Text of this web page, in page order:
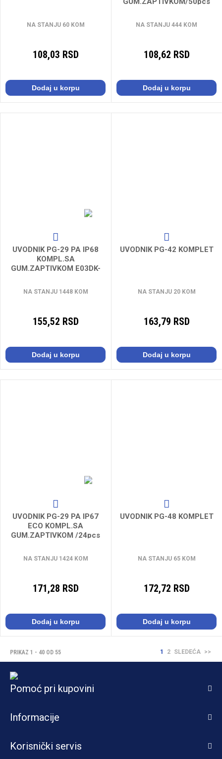
NA STANJU 60 KOM
108,03 RSD
Dodaj u korpu
NA STANJU 444 KOM
108,62 RSD
Dodaj u korpu
UVODNIK PG-29 PA IP68
KOMPL.SA
GUM.ZAPTIVKOM E03DK-
NA STANJU 1448 KOM
155,52 RSD
Dodaj u korpu
UVODNIK PG-42 KOMPLET
NA STANJU 20 KOM
163,79 RSD
Dodaj u korpu
UVODNIK PG-29 PA IP67
ECO KOMPL.SA
GUM.ZAPTIVKOM /24pcs
NA STANJU 1424 KOM
171,28 RSD
Dodaj u korpu
UVODNIK PG-48 KOMPLET
NA STANJU 65 KOM
172,72 RSD
Dodaj u korpu
PRIKAZ 1 - 40 OD 55 1 2 SLEDEĆA >>
Pomoć pri kupovini
Informacije
Korisnički servis